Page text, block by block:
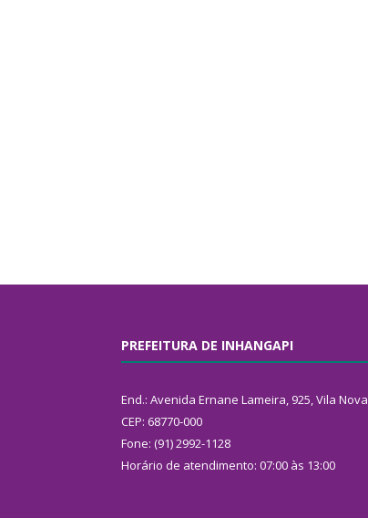
PREFEITURA DE INHANGAPI
End.: Avenida Ernane Lameira, 925, Vila Nova
CEP: 68770-000
Fone: (91) 2992-1128
Horário de atendimento: 07:00 às 13:00